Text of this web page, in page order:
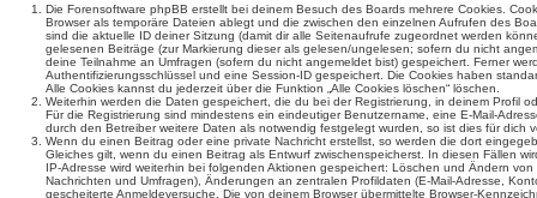
Die Forensoftware phpBB erstellt bei deinem Besuch des Boards mehrere Cookies.
Browser als temporäre Dateien ablegt und die zwischen den einzelnen Aufrufen des
sind die aktuelle ID deiner Sitzung (damit dir alle Seitenaufrufe zugeordnet werden
gelesenen Beiträge (zur Markierung dieser als gelesen/ungelesen; sofern du nicht
deine Teilnahme an Umfragen (sofern du nicht angemeldet bist) gespeichert. Ferner
Authentifizierungsschlüssel und eine Session-ID gespeichert. Die Cookies haben
Alle Cookies kannst du jederzeit über die Funktion „Alle Cookies löschen“ löschen.
Weiterhin werden die Daten gespeichert, die du bei der Registrierung, in deinem Profil
Für die Registrierung sind mindestens ein eindeutiger Benutzername, eine E-Mail-
durch den Betreiber weitere Daten als notwendig festgelegt wurden, so ist dies für dich
Wenn du einen Beitrag oder eine private Nachricht erstellst, so werden die dort
Gleiches gilt, wenn du einen Beitrag als Entwurf zwischenspeicherst. In diesen Fällen
IP-Adresse wird weiterhin bei folgenden Aktionen gespeichert: Löschen und Ändern
Nachrichten und Umfragen), Änderungen an zentralen Profildaten (E-Mail-Adresse,
gescheiterte Anmeldeversuche. Die von deinem Browser übermittelte Browser-